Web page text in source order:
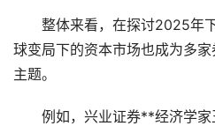
整体来看，在探讨2025年下
球变局下的资本市场也成为多
主题。
例如，兴业证券**经济学家